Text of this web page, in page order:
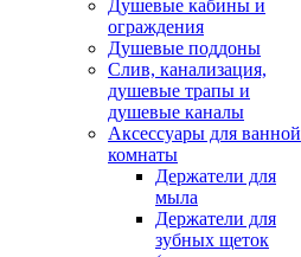
Душевые кабины и
ограждения
Душевые поддоны
Слив, канализация,
душевые трапы и
душевые каналы
Аксессуары для ванной
комнаты
Держатели для
мыла
Держатели для
зубных щеток